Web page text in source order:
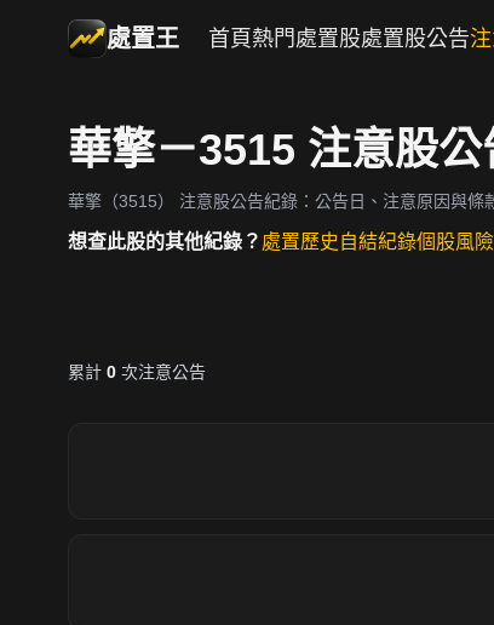
處置王 首頁 熱門處置股處置股公告
華擎－3515 注意股
華擎（3515） 注意股公告紀錄：公告日、注意原因與條
想查此股的其他紀錄？ 處置歷史自結紀錄個股風險
累計 0 次注意公告